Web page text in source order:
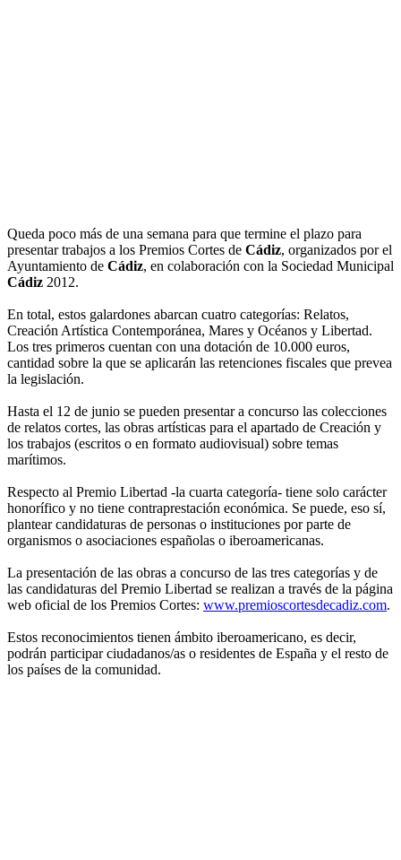
Queda poco más de una semana para que termine el plazo para
presentar trabajos a los Premios Cortes de Cádiz, organizados por el
Ayuntamiento de Cádiz, en colaboración con la Sociedad Municipal
Cádiz 2012.
En total, estos galardones abarcan cuatro categorías: Relatos,
Creación Artística Contemporánea, Mares y Océanos y Libertad.
Los tres primeros cuentan con una dotación de 10.000 euros,
cantidad sobre la que se aplicarán las retenciones fiscales que prevea
la legislación.
Hasta el 12 de junio se pueden presentar a concurso las colecciones
de relatos cortes, las obras artísticas para el apartado de Creación y
los trabajos (escritos o en formato audiovisual) sobre temas
marítimos.
Respecto al Premio Libertad -la cuarta categoría- tiene solo carácter
honorífico y no tiene contraprestación económica. Se puede, eso sí,
plantear candidaturas de personas o instituciones por parte de
organismos o asociaciones españolas o iberoamericanas.
La presentación de las obras a concurso de las tres categorías y de
las candidaturas del Premio Libertad se realizan a través de la página
web oficial de los Premios Cortes: www.premioscortesdecadiz.com.
Estos reconocimientos tienen ámbito iberoamericano, es decir,
podrán participar ciudadanos/as o residentes de España y el resto de
los países de la comunidad.